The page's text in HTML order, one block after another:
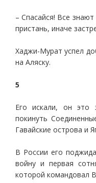
– Спасайся! Все
пристань, иначе
Хаджи-Мурат успел
на Аляску.
5
Его искали, он это
покинуть
Гавайские острова и
В России его
войну и первая
которой командовал